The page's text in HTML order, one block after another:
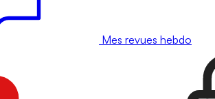
Mes revues hebdo